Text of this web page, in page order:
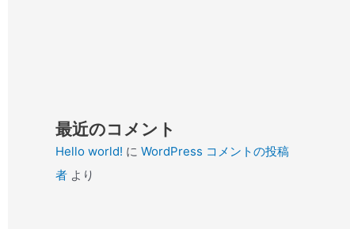
最近のコメント
Hello world! に WordPress コメントの投稿
者 より